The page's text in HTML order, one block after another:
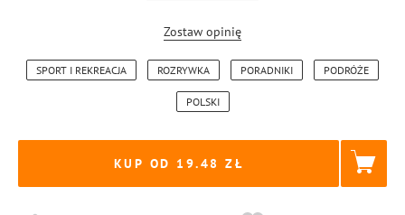
Zostaw opinię
SPORT I REKREACJA ROZRYWKA PORADNIKI PODRÓŻE
POLSKI
KUP OD 19.48